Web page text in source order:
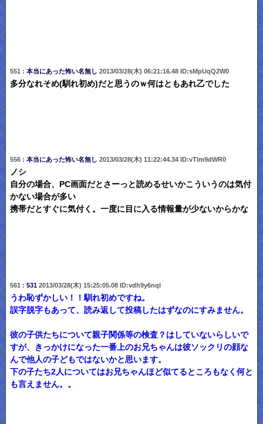
551 : 本当にあった怖い名無し 2013/03/28(木) 06:21:16.48 ID:sMpUqQ2W0
多分なれそめ(馴れ初め)だと思うのｗ何はともあれ乙でした
556 : 本当にあった怖い名無し 2013/03/28(木) 11:22:44.34 ID:vTlm9dWR0
ノシ
自分の場合、PC画面だとさーっと読めるせいかこういうのは気付
かない場合が多い
携帯だとすぐに気付く。一度に目に入る情報量が少ないからかな
561 : 5312013/03/28(木) 15:25:05.08 ID:vdh9y6nqI
うわ恥ずかしい！！馴れ初めですね。
誤字脱字もあって、読み返して投稿したはずなのにすみません。
彼の子供たちについて親子関係等の検査？はしていないらしいで
すが、きっかけになった一番上のお兄ちゃんは彼ソックリの顔な
んで他人の子どもではないかと思います。
下の子たち2人についてはお兄ちゃんほど似てるところもなく何と
も言えません。。